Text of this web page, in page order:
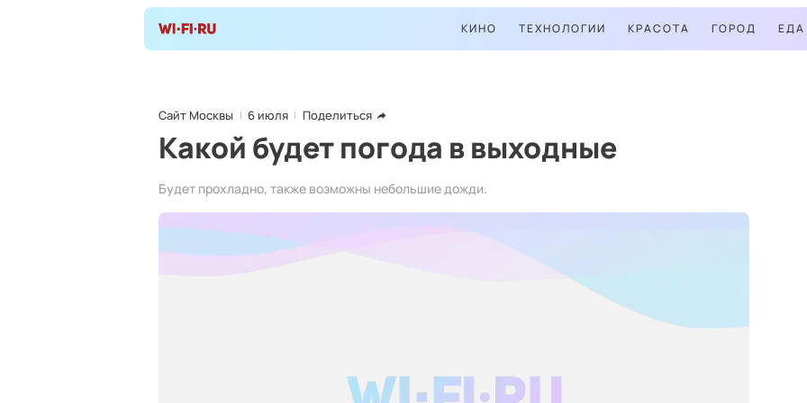
КИНО ТЕХНОЛОГИИ КРАСОТА ГОРОД ЕДА
Сайт Москвы 6 июля Поделиться
Какой будет погода в выходные
Будет прохладно, также возможны небольшие дожди.